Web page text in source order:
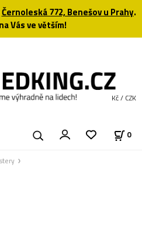
Černoleská 772, Benešov u Prahy.
Vás ve větším!
0
Kč / CZK